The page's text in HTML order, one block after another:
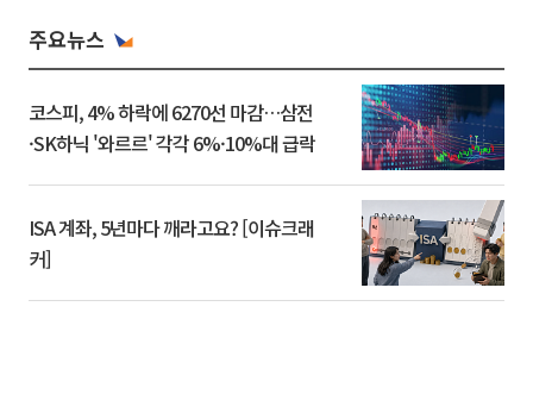
주요뉴스
코스피, 4% 하락에 6270선 마감…삼전
·SK하닉 '와르르' 각각 6%·10%대 급락
ISA 계좌, 5년마다 깨라고요? [이슈크래
커]